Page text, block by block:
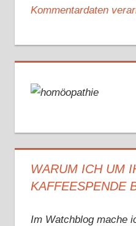
Kommentardaten
WARUM ICH UM
KAFFEESPENDE
Im Watchblog mache